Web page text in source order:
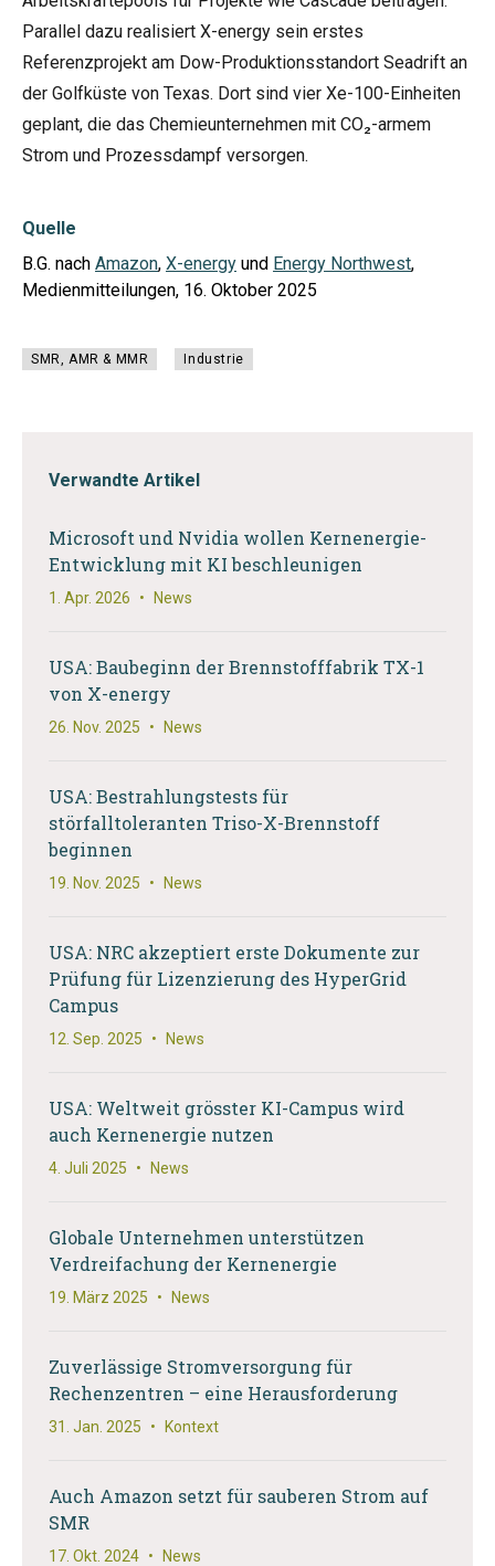
Parallel dazu realisiert X-energy sein erstes
Referenzprojekt am Dow-Produktionsstandort Seadrift an
der Golfküste von Texas. Dort sind vier Xe-100-Einheiten
geplant, die das Chemieunternehmen mit CO₂-armem
Strom und Prozessdampf versorgen.
Quelle
B.G. nach Amazon, X-energy und Energy Northwest,
Medienmitteilungen, 16. Oktober 2025
SMR, AMR & MMR Industrie
Verwandte Artikel
Microsoft und Nvidia wollen Kernenergie-
Entwicklung mit KI beschleunigen
1. Apr. 2026 • News
USA: Baubeginn der Brennstofffabrik TX-1
von X-energy
26. Nov. 2025 • News
USA: Bestrahlungstests für
störfalltoleranten Triso-X-Brennstoff
beginnen
19. Nov. 2025 • News
USA: NRC akzeptiert erste Dokumente zur
Prüfung für Lizenzierung des HyperGrid
Campus
12. Sep. 2025 • News
USA: Weltweit grösster KI-Campus wird
auch Kernenergie nutzen
4. Juli 2025 • News
Globale Unternehmen unterstützen
Verdreifachung der Kernenergie
19. März 2025 • News
Zuverlässige Stromversorgung für
Rechenzentren – eine Herausforderung
31. Jan. 2025 • Kontext
Auch Amazon setzt für sauberen Strom auf
SMR
17. Okt. 2024 • News